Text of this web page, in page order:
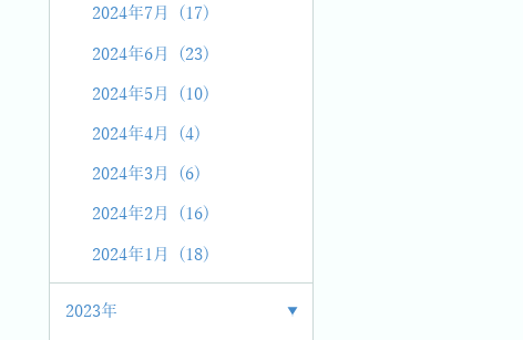
2024年7月 (17)
2024年6月 (23)
2024年5月 (10)
2024年4月 (4)
2024年3月 (6)
2024年2月 (16)
2024年1月 (18)
2023年